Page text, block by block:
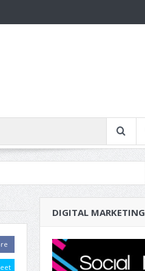
Επιχείρησή σου
DIGITAL MARKETING